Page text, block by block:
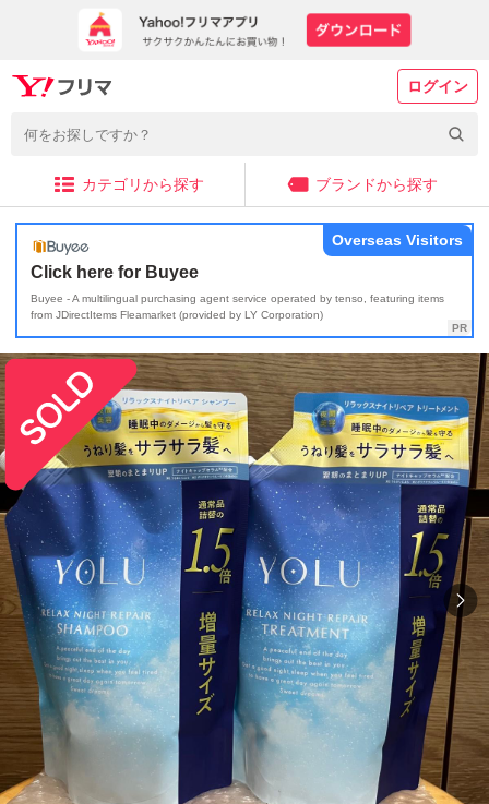
ログイン
カテゴリから探す ブランドから探す
Click here for Buyee
Buyee - A multilingual purchasing agent service operated by tenso, featuring items
from JDirectItems Fleamarket (provided by LY Corporation)
Overseas Visitors